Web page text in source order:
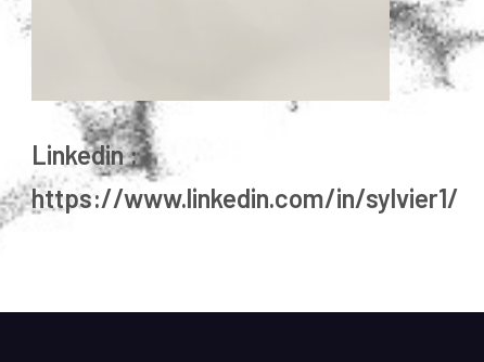
Linkedin :
https://www.linkedin.com/in/sylvier1/